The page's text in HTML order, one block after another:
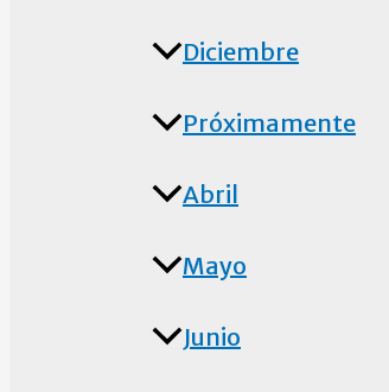
Diciembre
Próximamente
Abril
Mayo
Junio